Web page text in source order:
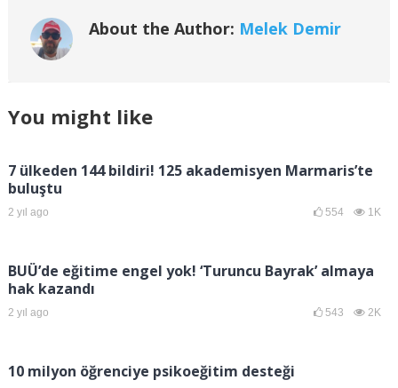
About the Author: Melek Demir
You might like
7 ülkeden 144 bildiri! 125 akademisyen Marmaris’te
buluştu
2 yıl ago 554 1K
BUÜ’de eğitime engel yok! ‘Turuncu Bayrak’ almaya
hak kazandı
2 yıl ago 543 2K
10 milyon öğrenciye psikoeğitim desteği